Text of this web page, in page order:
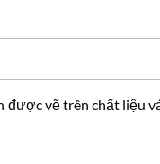
vẽ trên chất liệu